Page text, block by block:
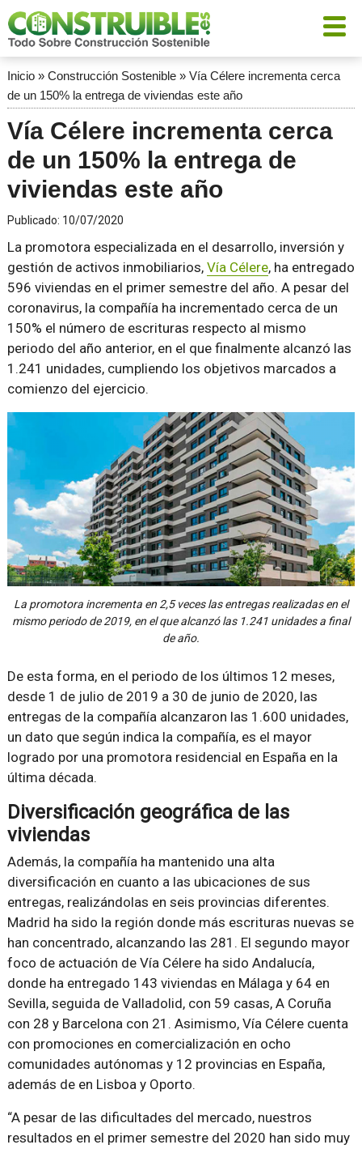
Inicio» Construcción Sostenible» Vía Célere incrementa cerca
de un 150% la entrega de viviendas este año
Vía Célere incrementa cerca
de un 150% la entrega de
viviendas este año
Publicado: 10/07/2020
La promotora especializada en el desarrollo, inversión y
gestión de activos inmobiliarios, Vía Célere, ha entregado
596 viviendas en el primer semestre del año. A pesar del
coronavirus, la compañía ha incrementado cerca de un
150% el número de escrituras respecto al mismo
periodo del año anterior, en el que finalmente alcanzó las
1.241 unidades, cumpliendo los objetivos marcados a
comienzo del ejercicio.
La promotora incrementa en 2,5 veces las entregas realizadas en el
mismo periodo de 2019, en el que alcanzó las 1.241 unidades a final
de año.
De esta forma, en el periodo de los últimos 12 meses,
desde 1 de julio de 2019 a 30 de junio de 2020, las
entregas de la compañía alcanzaron las 1.600 unidades,
un dato que según indica la compañía, es el mayor
logrado por una promotora residencial en España en la
última década.
Diversificación geográfica de las
viviendas
Además, la compañía ha mantenido una alta
diversificación en cuanto a las ubicaciones de sus
entregas, realizándolas en seis provincias diferentes.
Madrid ha sido la región donde más escrituras nuevas se
han concentrado, alcanzando las 281. El segundo mayor
foco de actuación de Vía Célere ha sido Andalucía,
donde ha entregado 143 viviendas en Málaga y 64 en
Sevilla, seguida de Valladolid, con 59 casas, A Coruña
con 28 y Barcelona con 21. Asimismo, Vía Célere cuenta
con promociones en comercialización en ocho
comunidades autónomas y 12 provincias en España,
además de en Lisboa y Oporto.
“A pesar de las dificultades del mercado, nuestros
resultados en el primer semestre del 2020 han sido muy